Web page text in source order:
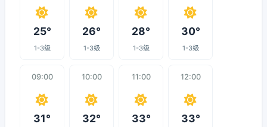
25°
1-3级
26°
1-3级
28°
1-3级
30°
1-3级
09:00
31°
10:00
32°
11:00
33°
12:00
33°